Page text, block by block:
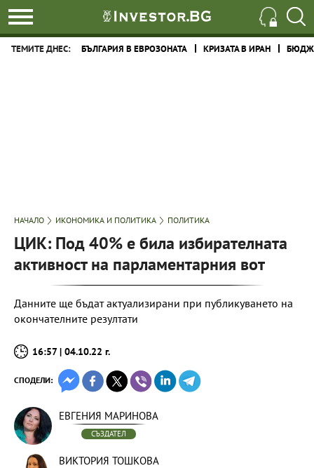
ТЕМИТЕ ДНЕС: БЪЛГАРИЯ В ЕВРОЗОНАТА КРИЗАТА В ИРАН
НАЧАЛО ИКОНОМИКА И ПОЛИТИКА ПОЛИТИКА
ЦИК: Под 40% е била избирателната
активност на парламентарния вот
Данните ще бъдат актуализирани при публикуването на
окончателните резултати
16:57 | 04.10.22 г.
СПОДЕЛИ:
ЕВГЕНИЯ МАРИНОВА
СЪЗДАТЕЛ
ВИКТОРИЯ ТОШКОВА